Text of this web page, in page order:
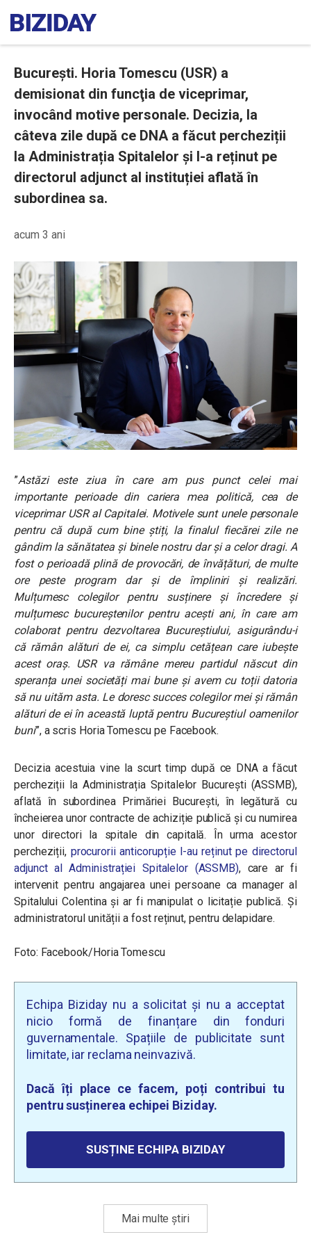
București. Horia Tomescu (USR) a
demisionat din funcţia de viceprimar,
invocând motive personale. Decizia, la
câteva zile după ce DNA a făcut percheziții
la Administrația Spitalelor și l-a reținut pe
directorul adjunct al instituției aflată în
subordinea sa.
acum 3 ani
”Astăzi este ziua în care am pus punct celei mai
importante perioade din cariera mea politică, cea de
viceprimar USR al Capitalei. Motivele sunt unele personale
pentru că după cum bine știți, la finalul fiecărei zile ne
gândim la sănătatea și binele nostru dar și a celor dragi. A
fost o perioadă plină de provocări, de învățături, de multe
ore peste program dar și de împliniri și realizări.
Mulțumesc colegilor pentru susținere și încredere și
mulțumesc bucureștenilor pentru acești ani, în care am
colaborat pentru dezvoltarea Bucureștiului, asigurându-i
că rămân alături de ei, ca simplu cetățean care iubește
acest oraș. USR va rămâne mereu partidul născut din
speranța unei societăți mai bune și avem cu toții datoria
să nu uităm asta. Le doresc succes colegilor mei și rămân
alături de ei în această luptă pentru Bucureștiul oamenilor
buni”, a scris Horia Tomescu pe Facebook.
Decizia acestuia vine la scurt timp după ce DNA a făcut
percheziții la Administrația Spitalelor București (ASSMB),
aflată în subordinea Primăriei București, în legătură cu
încheierea unor contracte de achiziție publică și cu numirea
unor directori la spitale din capitală. În urma acestor
percheziții, procurorii anticorupție l-au reținut pe directorul
adjunct al Administrației Spitalelor (ASSMB), care ar fi
intervenit pentru angajarea unei persoane ca manager al
Spitalului Colentina și ar fi manipulat o licitație publică. Și
administratorul unității a fost reținut, pentru delapidare.
Foto: Facebook/Horia Tomescu
Echipa Biziday nu a solicitat și nu a acceptat
nicio formă de finanțare din fonduri
guvernamentale. Spațiile de publicitate sunt
limitate, iar reclama neinvazivă.
Dacă îți place ce facem, poți contribui tu
pentru susținerea echipei Biziday.
SUSȚINE ECHIPA BIZIDAY
Mai multe știri